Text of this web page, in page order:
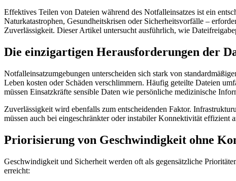
Effektives Teilen von Dateien während des Notfalleinsatzes ist ein
Naturkatastrophen, Gesundheitskrisen oder Sicherheitsvorfälle –
Zuverlässigkeit. Dieser Artikel untersucht ausführlich, wie
Die einzigartigen Herausforderungen der
Notfalleinsatzumgebungen unterscheiden sich stark von
Leben kosten oder Schäden verschlimmern. Häufig geteilte Dateien
müssen Einsatzkräfte sensible Daten wie persönliche medizinische
Zuverlässigkeit wird ebenfalls zum entscheidenden Faktor.
müssen auch bei eingeschränkter oder instabiler Konnektivität effizient
Priorisierung von Geschwindigkeit ohne
Geschwindigkeit und Sicherheit werden oft als gegensätzliche
erreicht: